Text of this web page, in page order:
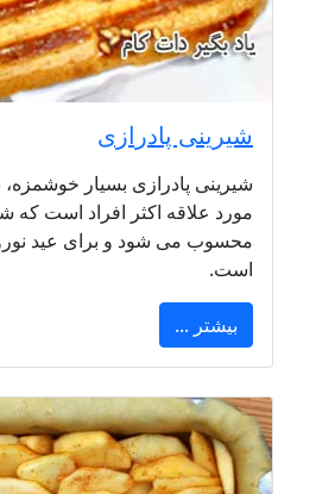
شیرینی پادرازی
شیرینی پادرازی بسیار خوشمزه،
مورد علاقه اکثر افراد است
محسوب می شود و برای عید
است.
بیشتر ...